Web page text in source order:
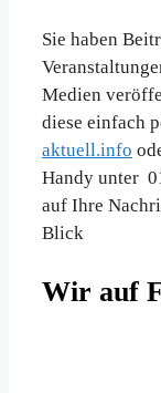
Sie haben
Medien
diese einfach
aktuell.info
Handy unter
auf Ihre
Blick
Wir auf